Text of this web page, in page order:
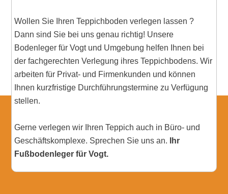
Wollen Sie Ihren Teppichboden verlegen lassen ?
Dann sind Sie bei uns genau richtig! Unsere
Bodenleger für Vogt und Umgebung helfen Ihnen bei
der fachgerechten Verlegung ihres Teppichbodens. Wir
arbeiten für Privat- und Firmenkunden und können
Ihnen kurzfristige Durchführungstermine zu Verfügung
stellen.
Gerne verlegen wir Ihren Teppich auch in Büro- und
Geschäftskomplexe. Sprechen Sie uns an.
Ihr
Fußbodenleger für Vogt.